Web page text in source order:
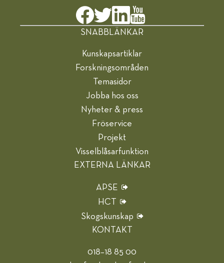
SNABBLÄNKAR
Kunskapsartiklar
Forskningsområden
Temasidor
Jobba hos oss
Nyheter & press
Fröservice
Projekt
Visselblåsarfunktion
EXTERNA LÄNKAR
APSE
HCT
Skogskunskap
KONTAKT
018–18 85 00